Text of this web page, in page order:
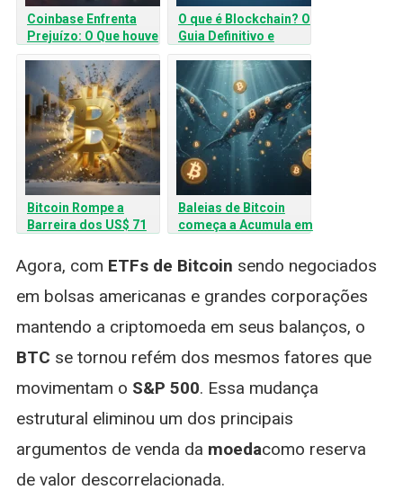
Coinbase Enfrenta
Prejuízo: O Que houve
com a Gigante das
Criptomoedas?
O que é Blockchain? O
Guia Definitivo e
Simples sobre a
Tecnologia da
Confiança
Bitcoin Rompe a
Barreira dos US$ 71
para o Brasileiro?
Baleias de Bitcoin
começa a Acumula em
Agora, com ETFs de Bitcoin sendo negociados
em bolsas americanas e grandes corporações
mantendo a criptomoeda em seus balanços, o
BTC se tornou refém dos mesmos fatores que
movimentam o S&P 500. Essa mudança
estrutural eliminou um dos principais
argumentos de venda da moedacomo reserva
de valor descorrelacionada.